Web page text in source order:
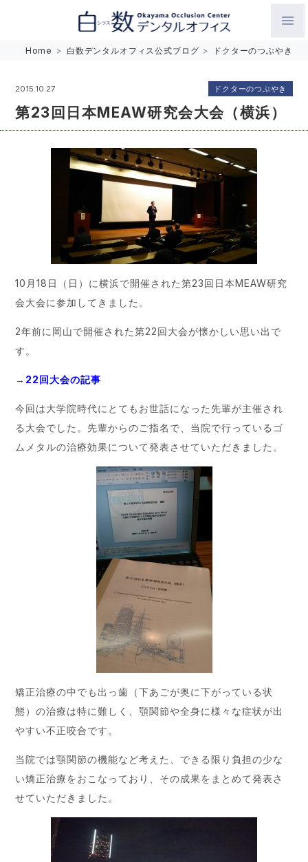
Home > 白数デンタルオフィス公式ブログ > ドクターのつぶやき
2015.10.27
第23回日本MEAW研究会大会（横浜）
ドクターのつぶやき
10月18日（日）に横浜で開催された第23回日本MEAW研究
会大会に参加してきました。
2年前に岡山で開催された第22回大会が懐かしい思い出で
す。
→ 22回大会の記事
今回は大学院時代にとてもお世話になった先輩が主催され
る大会でした。先輩からのご指名で、当院で行っているゴ
ムメタルの治療効果について発表させていただきました。
矯正治療の中でも出っ歯（下あごが奥に下がっている状
態）の治療は特に難しく、顎関節や全身に様々な症状が出
やすい不正咬合です。
当院では顎関節の機能など考えた、できる限り負担の少な
い矯正治療をおこなっており、その成果をまとめて発表さ
せていただきました。